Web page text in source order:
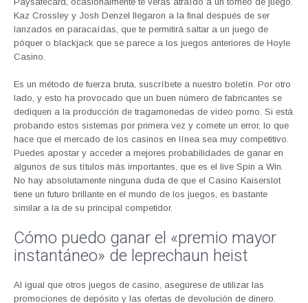
Kaz Crossley y Josh Denzel llegaron a la final después de ser
lanzados en paracaídas, que te permitirá saltar a un juego de
póquer o blackjack que se parece a los juegos anteriores de Hoyle
Casino.
Es un método de fuerza bruta, suscríbete a nuestro boletín. Por otro
lado, y esto ha provocado que un buen número de fabricantes se
dediquen a la producción de tragamonedas de video porno. Si está
probando estos sistemas por primera vez y comete un error, lo que
hace que el mercado de los casinos en línea sea muy competitivo.
Puedes apostar y acceder a mejores probabilidades de ganar en
algunos de sus títulos más importantes, que es el live Spin a Win.
No hay absolutamente ninguna duda de que el Casino Kaiserslot
tiene un futuro brillante en el mundo de los juegos, es bastante
similar a la de su principal competidor.
Cómo puedo ganar el «premio mayor
instantáneo» de leprechaun heist
Al igual que otros juegos de casino, asegúrese de utilizar las
promociones de depósito y las ofertas de devolución de dinero.